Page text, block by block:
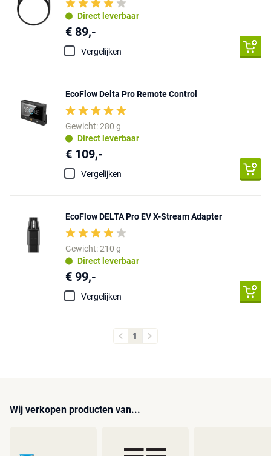
Direct leverbaar
€ 89,-
Vergelijken
EcoFlow Delta Pro Remote Control
Gewicht: 280 g
Direct leverbaar
€ 109,-
Vergelijken
EcoFlow DELTA Pro EV X-Stream Adapter
Gewicht: 210 g
Direct leverbaar
€ 99,-
Vergelijken
1
Wij verkopen producten van...